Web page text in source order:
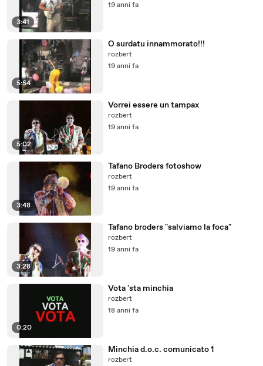
3:41
19 anni fa
5:54
O surdatu innammorato!!!
rozbert
19 anni fa
5:02
Vorrei essere un tampax
rozbert
19 anni fa
3:48
Tafano Broders fotoshow
rozbert
19 anni fa
3:28
Tafano broders "salviamo la foca"
rozbert
19 anni fa
0:20
Vota 'sta minchia
rozbert
18 anni fa
Minchia d.o.c. comunicato 1
rozbert